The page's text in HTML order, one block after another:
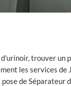
trouver un
les services de
pose de